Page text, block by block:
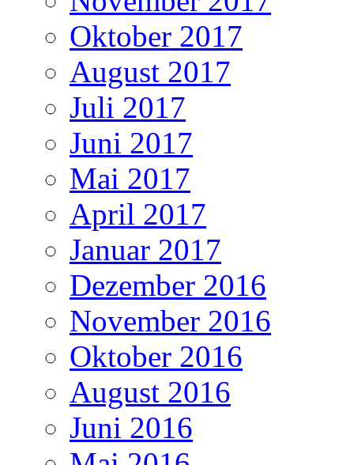
Oktober 2017
August 2017
Juli 2017
Juni 2017
Mai 2017
April 2017
Januar 2017
Dezember 2016
November 2016
Oktober 2016
August 2016
Juni 2016